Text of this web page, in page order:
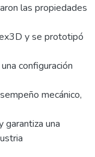
las propiedades
y se prototipó
configuración
mecánico,
garantiza una